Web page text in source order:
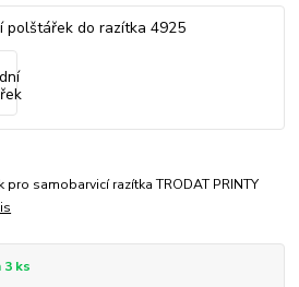
samobarvicí razítka TRODAT PRINTY
ks